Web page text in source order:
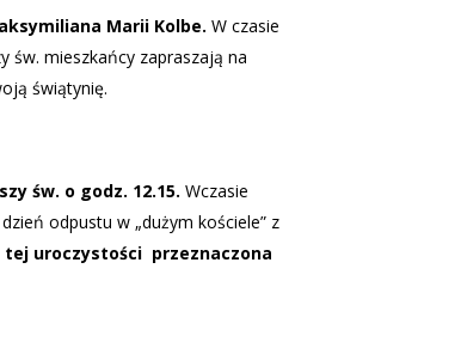
Marii Kolbe. W czasie
św. mieszkańcy zapraszają na
świątynię.
św. o godz. 12.15. Wczasie
odpustu w „dużym kościele” z
tej uroczystości przeznaczona